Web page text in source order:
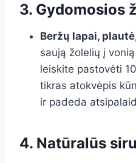
3. Gydomosios
Beržų lapai,
saują žolelių į
leiskite pastovėti
tikras atokvėpis
ir padeda
4. Natūralūs